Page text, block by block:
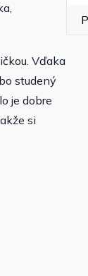
Vďaka
studený
je dobre
si